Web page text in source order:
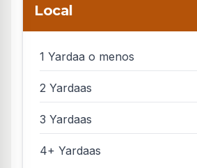
Local
1 Yardaa o menos
2 Yardaas
3 Yardaas
4+ Yardaas